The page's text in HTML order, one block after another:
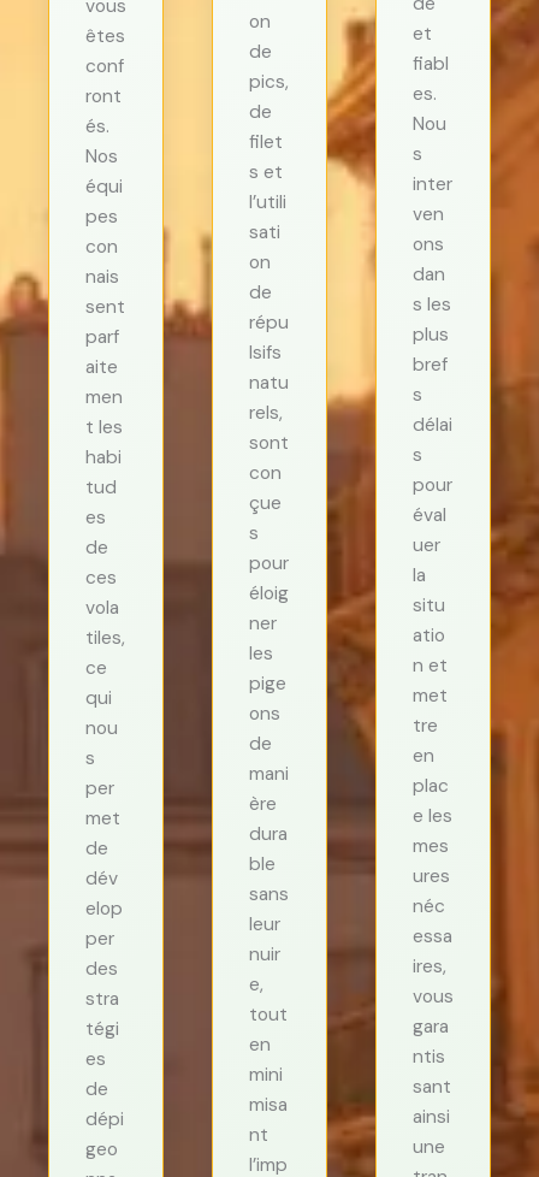
vous
êtes
conf
ront
és.
Nos
équi
pes
con
nais
sent
parf
aite
men
t les
habi
tud
es
de
ces
vola
tiles,
ce
qui
nou
s
per
met
de
dév
elop
per
des
stra
tégi
es
de
dépi
geo
on
de
pics,
de
filet
s et
l’utili
sati
on
de
répu
lsifs
natu
rels,
sont
con
çue
s
pour
éloig
ner
les
pige
ons
de
mani
ère
dura
ble
sans
leur
nuir
e,
tout
en
mini
misa
nt
l’imp
et
fiabl
es.
Nou
s
inter
ven
ons
dan
s les
plus
bref
s
délai
s
pour
éval
uer
la
situ
atio
n et
met
tre
en
plac
e les
mes
ures
néc
essa
ires,
vous
gara
ntis
sant
ainsi
une